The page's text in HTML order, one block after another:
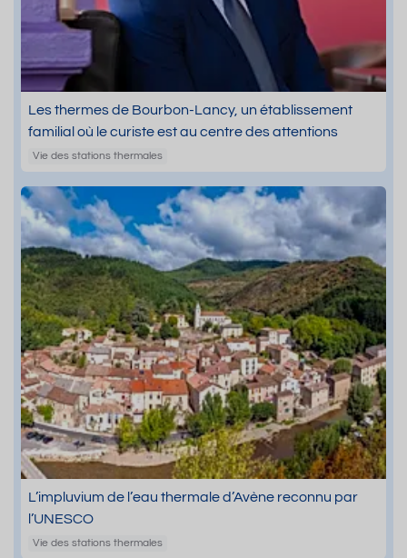
Les thermes de Bourbon-Lancy, un établissement
familial où le curiste est au centre des attentions
Vie des stations thermales
L’impluvium de l’eau thermale d’Avène reconnu par
l’UNESCO
Vie des stations thermales